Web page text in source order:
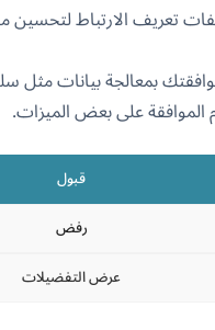
تعريف الارتباط لتحسين
بمعالجة بيانات مثل
الموافقة على بعض الميزات.
قبول
رفض
عرض التفضيلات
Limited
العربية
في
(يفتح
في
نافذة
جديدة)
(يفتح
نافذة
جديدة)
في